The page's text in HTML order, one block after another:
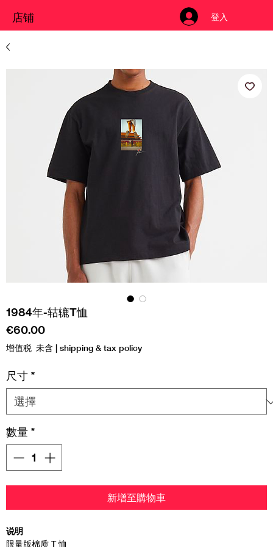
店铺 登入
1984年-轱辘T恤
€60.00價
格
增值税 未含 | shipping & tax policy
尺寸 *
數量 *
新增至購物車
说明
限量版棉质 T 恤